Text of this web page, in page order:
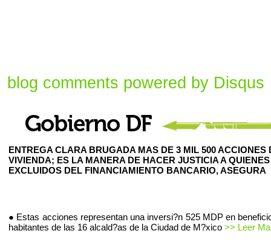
blog comments powered by Disqus
ENTREGA CLARA BRUGADA MAS DE 3 MIL 500 ACCIONES
VIVIENDA; ES LA MANERA DE HACER JUSTICIA A
EXCLUIDOS DEL FINANCIAMIENTO BANCARIO, ASEGURA
● Estas acciones representan una inversi?n 525 MDP en
habitantes de las 16 alcald?as de la Ciudad de M?xico >> Leer